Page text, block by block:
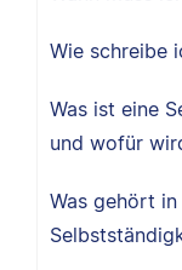
Wie schreibe
Was ist eine
und wofür
Was gehört